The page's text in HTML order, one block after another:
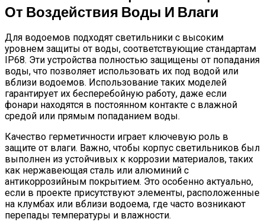
От Воздействия Воды И Влаги
Для водоемов подходят светильники с высоким
уровнем защиты от воды, соответствующие стандартам
IP68. Эти устройства полностью защищены от попадания
воды, что позволяет использовать их под водой или
вблизи водоемов. Использование таких моделей
гарантирует их бесперебойную работу, даже если
фонари находятся в постоянном контакте с влажной
средой или прямым попаданием воды.
Качество герметичности играет ключевую роль в
защите от влаги. Важно, чтобы корпус светильников был
выполнен из устойчивых к коррозии материалов, таких
как нержавеющая сталь или алюминий с
антикоррозийным покрытием. Это особенно актуально,
если в проекте присутствуют элементы, расположенные
на клумбах или вблизи водоема, где часто возникают
перепады температуры и влажности.